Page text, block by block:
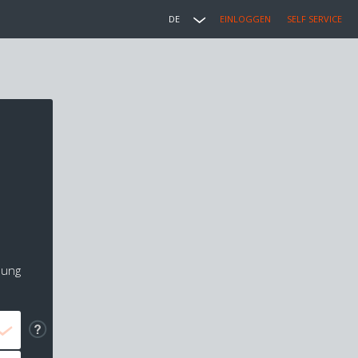
DE EINLOGGEN SELF SERVICE